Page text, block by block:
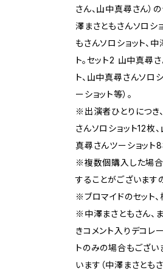
さん、山中真尋さん）
澤まさともさんソロシ
もさんソロショット、
ト。セット2 山中真尋
ト、山中真尋さんソロ
ーショット等）。
※出演者ひとりにつき
さんソロショット12枚
真尋さんツーショット8
※複数個購入した場合
することがございます
※ブロマイドのセット
※中澤まさともさん、
きコメント入りデコレ
トのみの場合もござ
います（中澤まさとも